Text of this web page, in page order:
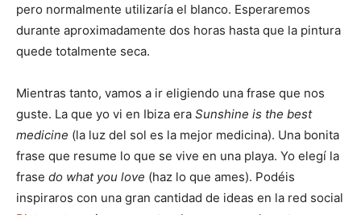
pero normalmente utilizaría el blanco. Esperaremos
durante aproximadamente dos horas hasta que la pintura
quede totalmente seca.
Mientras tanto, vamos a ir eligiendo una frase que nos
guste. La que yo vi en Ibiza era Sunshine is the best
medicine (la luz del sol es la mejor medicina). Una bonita
frase que resume lo que se vive en una playa. Yo elegí la
frase do what you love (haz lo que ames). Podéis
inspiraros con una gran cantidad de ideas en la red social